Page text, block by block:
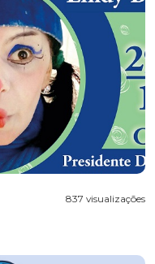
837 visualizações